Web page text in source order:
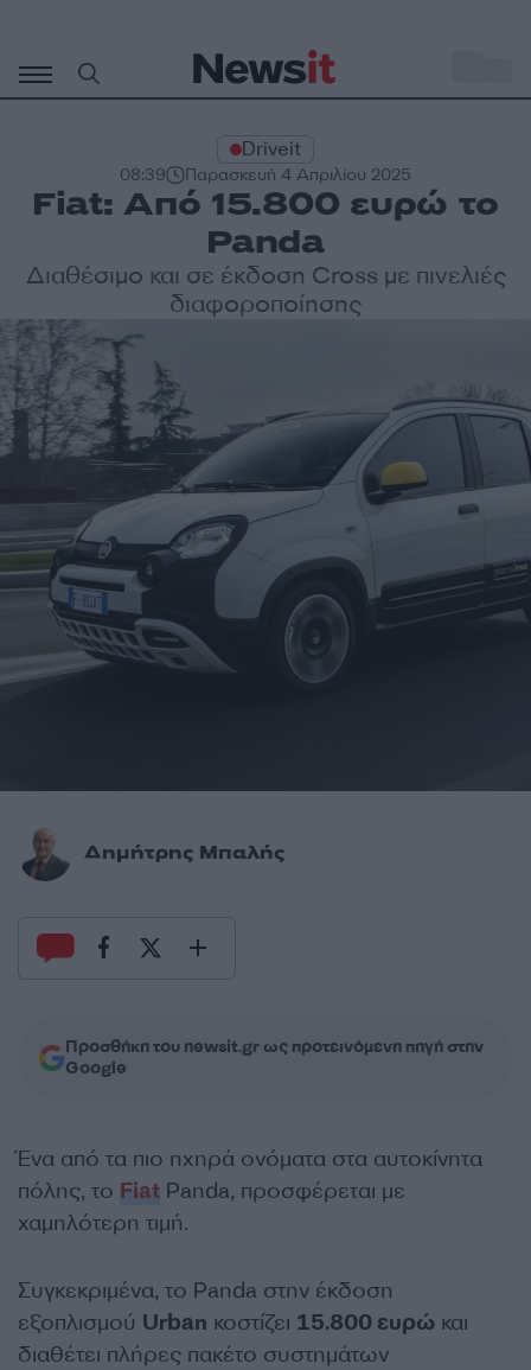
περιεχόμενο
Driveit
08:39 Παρασκευή 4 Απριλίου 2025
Fiat: Από 15.800 ευρώ το
Panda
Διαθέσιμο και σε έκδοση Cross με πινελιές
διαφοροποίησης
Δημήτρης Μπαλής
Προσθήκη του newsit.gr ως προτεινόμενη πηγή στην
Google
Ένα από τα πιο ηχηρά ονόματα στα αυτοκίνητα
πόλης, το Fiat Panda, προσφέρεται με
χαμηλότερη τιμή.
Συγκεκριμένα, το Panda στην έκδοση
εξοπλισμού Urban κοστίζει 15.800 ευρώ και
διαθέτει πλήρες πακέτο συστημάτων